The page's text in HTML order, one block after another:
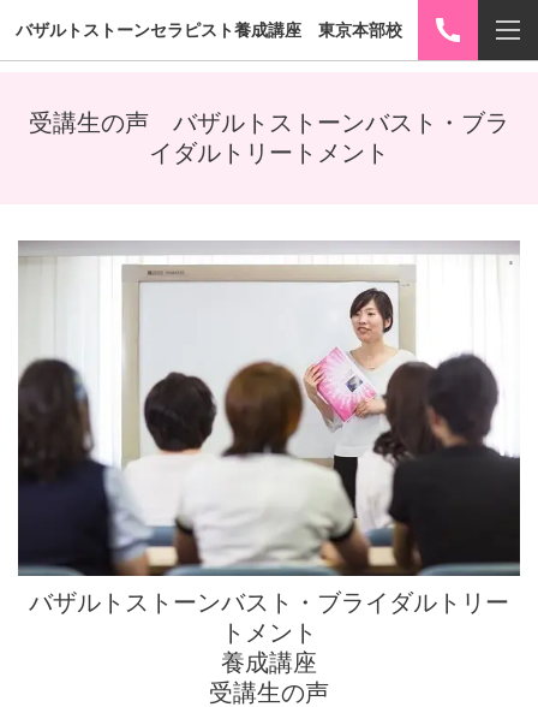
バザルトストーンセラピスト養成講座 東京本部校
受講生の声 バザルトストーンバスト・ブラ
イダルトリートメント
バザルトストーンバスト・ブライダルトリー
トメント
養成講座
受講生の声